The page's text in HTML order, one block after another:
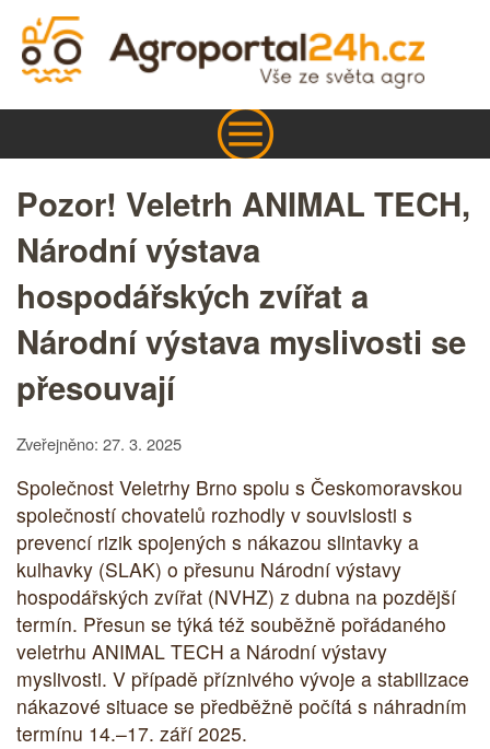
Pozor! Veletrh ANIMAL TECH,
Národní výstava
hospodářských zvířat a
Národní výstava myslivosti se
přesouvají
Zveřejněno: 27. 3. 2025
Společnost Veletrhy Brno spolu s Českomoravskou
společností chovatelů rozhodly v souvislosti s
prevencí rizik spojených s nákazou slintavky a
kulhavky (SLAK) o přesunu Národní výstavy
hospodářských zvířat (NVHZ) z dubna na pozdější
termín. Přesun se týká též souběžně pořádaného
veletrhu ANIMAL TECH a Národní výstavy
myslivosti. V případě příznivého vývoje a stabilizace
nákazové situace se předběžně počítá s náhradním
termínu 14.–17. září 2025.